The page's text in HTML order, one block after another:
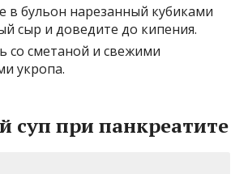
в бульон нарезанный кубиками
сыр и доведите до кипения.
со сметаной и свежими
укропа.
суп при панкреатите